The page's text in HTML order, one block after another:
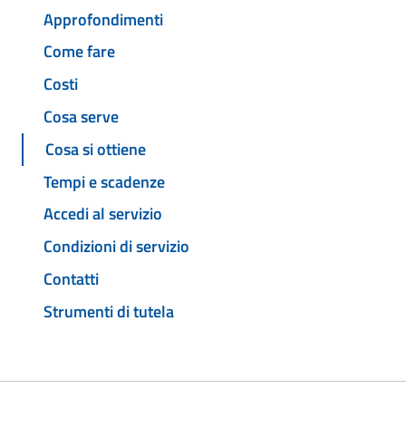
Approfondimenti
Come fare
Costi
Cosa serve
Cosa si ottiene
Tempi e scadenze
Accedi al servizio
Condizioni di servizio
Contatti
Strumenti di tutela